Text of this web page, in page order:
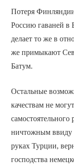
Потеря
Россию гаваней в
делает то же в
же примыкают
Батум.
Остальные
качествам не
самостоятельного
ничтожным ввиду
руках Турции,
господства